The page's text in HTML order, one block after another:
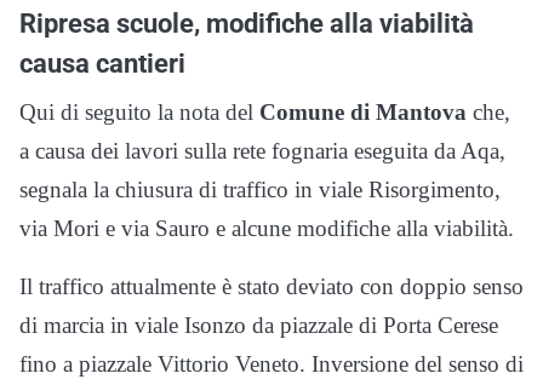
Ripresa scuole, modifiche alla viabilità
causa cantieri
Qui di seguito la nota del Comune di Mantova che,
a causa dei lavori sulla rete fognaria eseguita da Aqa,
segnala la chiusura di traffico in viale Risorgimento,
via Mori e via Sauro e alcune modifiche alla viabilità.
Il traffico attualmente è stato deviato con doppio senso
di marcia in viale Isonzo da piazzale di Porta Cerese
fino a piazzale Vittorio Veneto. Inversione del senso di